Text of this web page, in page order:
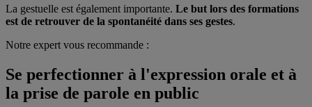
La gestuelle est également importante. Le but lors des formations
est de retrouver de la spontanéité dans ses gestes.
Notre expert vous recommande :
Se perfectionner à l'expression orale et à
la prise de parole en public